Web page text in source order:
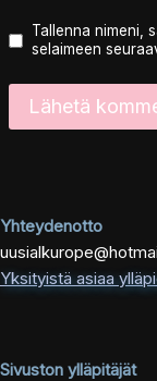
Tallenna nimeni,
selaimeen
Yhteydenotto
Yksityistä asiaa
Sivuston ylläpitäjät